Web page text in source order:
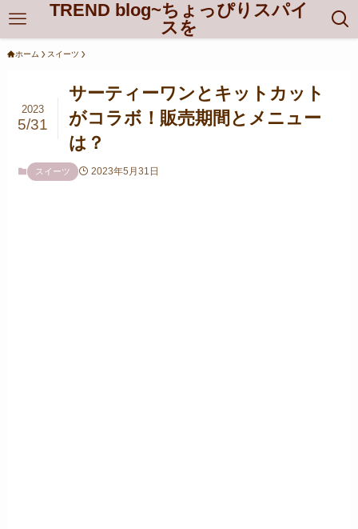
TREND blog~ちょっぴりスパイ
スを
ホーム スイーツ
サーティーワンとキットカット
がコラボ！販売期間とメニュー
は？
2023
5/31
スイーツ 2023年5月31日